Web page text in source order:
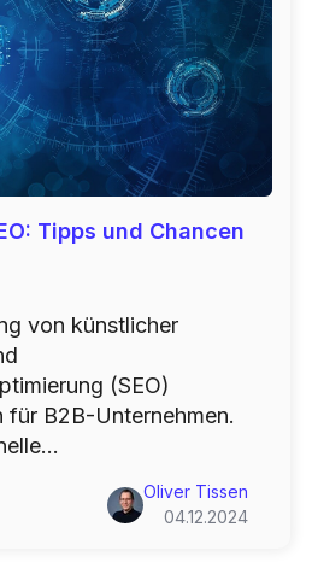
Tipps und Chancen
Oliver Tissen
04.12.2024
von künstlicher
(SEO)
für B2B-Unternehmen.